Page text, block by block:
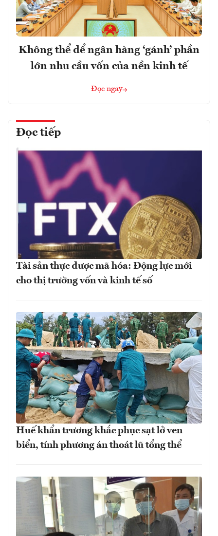
Không thể để ngân hàng ‘gánh’ phần
lớn nhu cầu vốn của nền kinh tế
Đọc ngay
Đọc tiếp
Tài sản thực được mã hóa: Động lực mới
cho thị trường vốn và kinh tế số
Huế khẩn trương khắc phục sạt lở ven
biển, tính phương án thoát lũ tổng thể